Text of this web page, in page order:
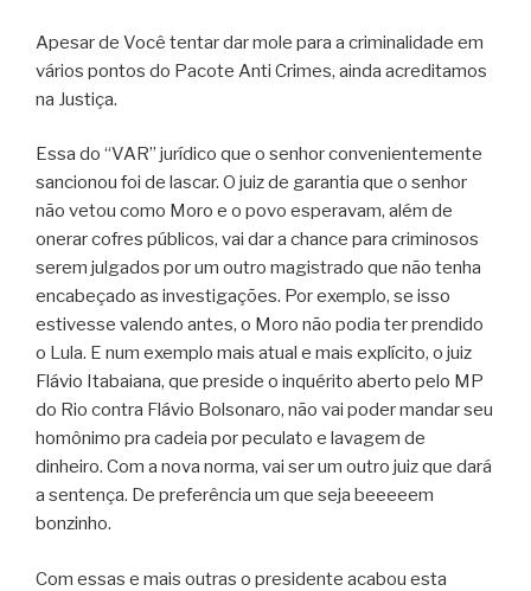
Apesar de Você tentar dar mole para a criminalidade em
vários pontos do Pacote Anti Crimes, ainda acreditamos
na Justiça.
Essa do “VAR” jurídico que o senhor convenientemente
sancionou foi de lascar. O juiz de garantia que o senhor
não vetou como Moro e o povo esperavam, além de
onerar cofres públicos, vai dar a chance para criminosos
serem julgados por um outro magistrado que não tenha
encabeçado as investigações. Por exemplo, se isso
estivesse valendo antes, o Moro não podia ter prendido
o Lula. E num exemplo mais atual e mais explícito, o juiz
Flávio Itabaiana, que preside o inquérito aberto pelo MP
do Rio contra Flávio Bolsonaro, não vai poder mandar seu
homônimo pra cadeia por peculato e lavagem de
dinheiro. Com a nova norma, vai ser um outro juiz que dará
a sentença. De preferência um que seja beeeeem
bonzinho.
Com essas e mais outras o presidente acabou esta